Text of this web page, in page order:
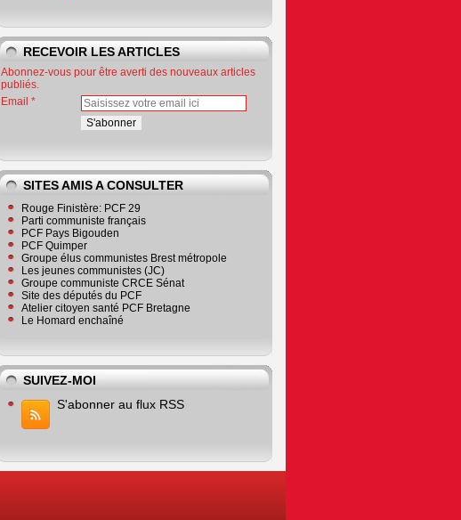
RECEVOIR LES ARTICLES
Abonnez-vous pour être averti des nouveaux articles
publiés.
Email
SITES AMIS A CONSULTER
Rouge Finistère: PCF 29
Parti communiste français
PCF Pays Bigouden
PCF Quimper
Groupe élus communistes Brest métropole
Les jeunes communistes (JC)
Groupe communiste CRCE Sénat
Site des députés du PCF
Atelier citoyen santé PCF Bretagne
Le Homard enchaîné
SUIVEZ-MOI
S'abonner au flux RSS